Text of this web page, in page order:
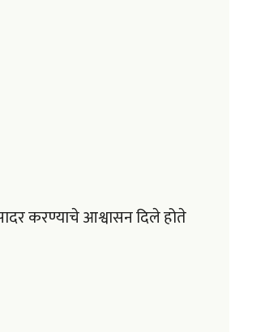
करण्याचे आश्वासन दिले होते